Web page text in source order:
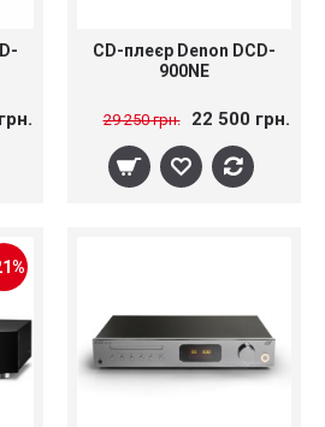
CD-плеєр Denon DCD-
900NE
29 250 грн. 22 500 грн.